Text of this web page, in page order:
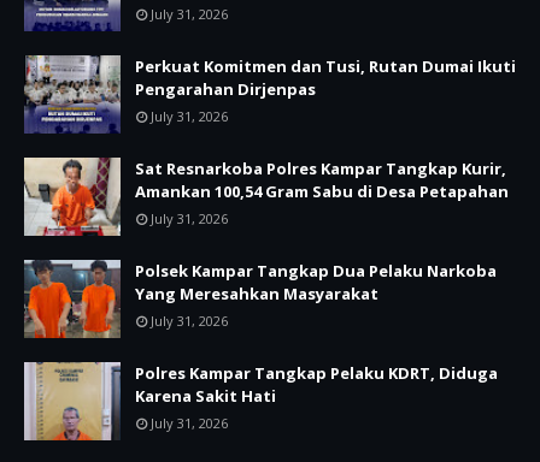
July 31, 2026
Perkuat Komitmen dan Tusi, Rutan Dumai Ikuti
Pengarahan Dirjenpas
July 31, 2026
Sat Resnarkoba Polres Kampar Tangkap Kurir,
Amankan 100,54 Gram Sabu di Desa Petapahan
July 31, 2026
Polsek Kampar Tangkap Dua Pelaku Narkoba
Yang Meresahkan Masyarakat
July 31, 2026
Polres Kampar Tangkap Pelaku KDRT, Diduga
Karena Sakit Hati
July 31, 2026